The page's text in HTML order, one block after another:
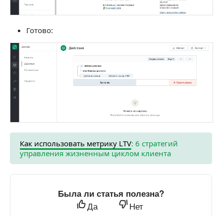
Готово:
Как использовать метрику LTV: 6 стратегий
управления жизненным циклом клиента
Была ли статья полезна?
Да Нет